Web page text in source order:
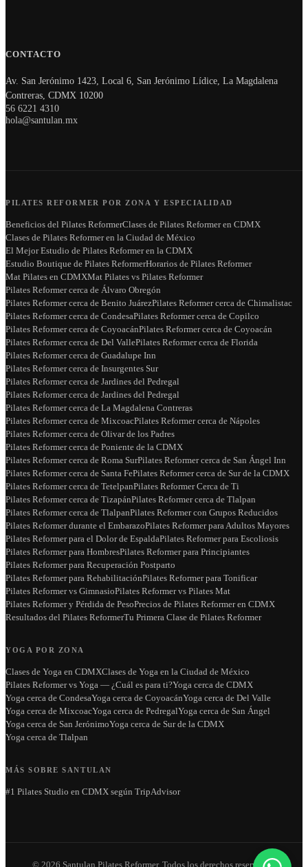
CONTACTO
Av. San Jerónimo 1423, Local 6, San Jerónimo Lídice, La Magdalena
Contreras, CDMX 10200
56 6221 4310
hola@santulan.mx
PILATES REFORMER POR ZONA Y ESPECIALIDAD
Beneficios del Pilates ReformerClases de Pilates Reformer en CDMX
Clases de Pilates Reformer en la Ciudad de México
El Mejor Estudio de Pilates Reformer en la CDMX
Estudio Boutique de Pilates ReformerHorarios de Pilates Reformer
Mat Pilates en CDMXMat Pilates vs Pilates Reformer
Pilates Reformer cerca de Álvaro Obregón
Pilates Reformer cerca de Benito JuárezPilates Reformer cerca de Chimalistac
Pilates Reformer cerca de CondesaPilates Reformer cerca de Copilco
Pilates Reformer cerca de CoyoacánPilates Reformer cerca de Coyoacán
Pilates Reformer cerca de Del VallePilates Reformer cerca de Florida
Pilates Reformer cerca de Guadalupe Inn
Pilates Reformer cerca de Insurgentes Sur
Pilates Reformer cerca de Jardines del Pedregal
Pilates Reformer cerca de Jardines del Pedregal
Pilates Reformer cerca de La Magdalena Contreras
Pilates Reformer cerca de MixcoacPilates Reformer cerca de Nápoles
Pilates Reformer cerca de Olivar de los Padres
Pilates Reformer cerca de Poniente de la CDMX
Pilates Reformer cerca de Roma SurPilates Reformer cerca de San Ángel Inn
Pilates Reformer cerca de Santa FePilates Reformer cerca de Sur de la CDMX
Pilates Reformer cerca de TetelpanPilates Reformer Cerca de Ti
Pilates Reformer cerca de TizapánPilates Reformer cerca de Tlalpan
Pilates Reformer cerca de TlalpanPilates Reformer con Grupos Reducidos
Pilates Reformer durante el EmbarazoPilates Reformer para Adultos Mayores
Pilates Reformer para el Dolor de EspaldaPilates Reformer para Escoliosis
Pilates Reformer para HombresPilates Reformer para Principiantes
Pilates Reformer para Recuperación Postparto
Pilates Reformer para RehabilitaciónPilates Reformer para Tonificar
Pilates Reformer vs GimnasioPilates Reformer vs Pilates Mat
Pilates Reformer y Pérdida de PesoPrecios de Pilates Reformer en CDMX
Resultados del Pilates ReformerTu Primera Clase de Pilates Reformer
YOGA POR ZONA
Clases de Yoga en CDMXClases de Yoga en la Ciudad de México
Pilates Reformer vs Yoga — ¿Cuál es para ti?Yoga cerca de CDMX
Yoga cerca de CondesaYoga cerca de CoyoacánYoga cerca de Del Valle
Yoga cerca de MixcoacYoga cerca de PedregalYoga cerca de San Ángel
Yoga cerca de San JerónimoYoga cerca de Sur de la CDMX
Yoga cerca de Tlalpan
MÁS SOBRE SANTULAN
#1 Pilates Studio en CDMX según TripAdvisor
© 2026 Santulan Pilates Reformer. Todos los derechos reservados.